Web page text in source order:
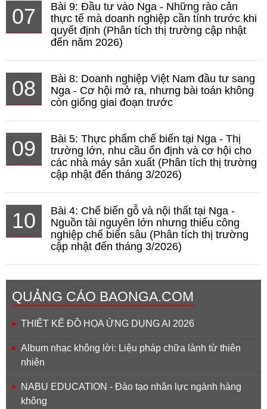
07
Bài 9: Đầu tư vào Nga - Những rào cản
thực tế mà doanh nghiệp cần tính trước khi
quyết định (Phân tích thị trường cập nhật
đến năm 2026)
08
Bài 8: Doanh nghiệp Việt Nam đầu tư sang
Nga - Cơ hội mở ra, nhưng bài toán không
còn giống giai đoạn trước
09
Bài 5: Thực phẩm chế biến tại Nga - Thị
trường lớn, nhu cầu ổn định và cơ hội cho
các nhà máy sản xuất (Phân tích thị trường
cập nhật đến tháng 3/2026)
10
Bài 4: Chế biến gỗ và nội thất tại Nga -
Nguồn tài nguyên lớn nhưng thiếu công
nghiệp chế biến sâu (Phân tích thị trường
cập nhật đến tháng 3/2026)
QUẢNG CÁO BAONGA.COM
THIẾT KẾ ĐỒ HỌA ỨNG DỤNG AI 2026
Album nhạc không lời: Liệu pháp chữa lành từ thiên
nhiên
NABU EDUCATION - Đào tạo nhân lực ngành hàng
không